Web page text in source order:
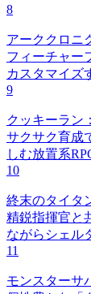
8
アーククロニ
フィーチャー
カスタマイズ
9
クッキーラン
サクサク育成
しむ放置系
10
終末のタイタ
精鋭指揮官と
ながらシェル
11
モンスターサ